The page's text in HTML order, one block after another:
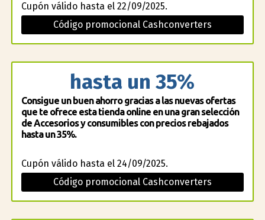
Cupón válido hasta el 22/09/2025.
Código promocional Cashconverters
hasta un 35%
Consigue un buen ahorro gracias a las nuevas ofertas
que te ofrece esta tienda online en una gran selección
de Accesorios y consumibles con precios rebajados
hasta un 35%.
Cupón válido hasta el 24/09/2025.
Código promocional Cashconverters